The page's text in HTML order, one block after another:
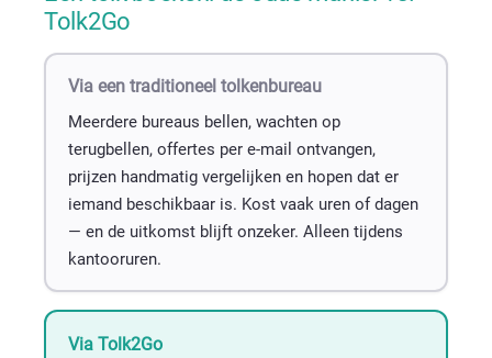
Tolk2Go
Via een traditioneel tolkenbureau
Meerdere bureaus bellen, wachten op
terugbellen, offertes per e-mail ontvangen,
prijzen handmatig vergelijken en hopen dat er
iemand beschikbaar is. Kost vaak uren of dagen
— en de uitkomst blijft onzeker. Alleen tijdens
kantooruren.
Via Tolk2Go